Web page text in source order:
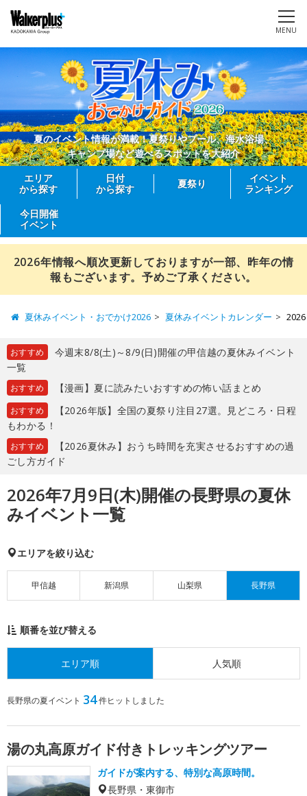
MENU
夏のイベント情報が満載！夏祭りやプール、海水浴場、
キャンプ場など遊べるスポットを大紹介
エリア
から探す
日付
から探す
夏祭り
イベント
ランキング
今日開催
イベント
2026年情報へ順次更新しておりますが一部、昨年の情
報もございます。予めご了承ください。
夏休みイベント・おでかけ2026 夏休みイベントカレンダー
おすすめ
今週末8/8(土)～8/9(日)開催の甲信越の夏休みイベント
一覧
おすすめ 【漫画】夏に読みたいおすすめの怖い話まとめ
おすすめ
【2026年版】全国の夏祭り注目27選。見どころ・日程
もわかる！
おすすめ
【2026夏休み】おうち時間を充実させるおすすめの過
ごし方ガイド
2026年7月9日(木)開催の長野県の夏休
みイベント一覧
エリアを絞り込む
甲信越 新潟県 山梨県 長野県
順番を並び替える
エリア順 人気順
長野県の夏イベント 34件ヒットしました
湯の丸高原ガイド付きトレッキングツアー
ガイドが案内する、特別な高原時間。
長野県・東御市